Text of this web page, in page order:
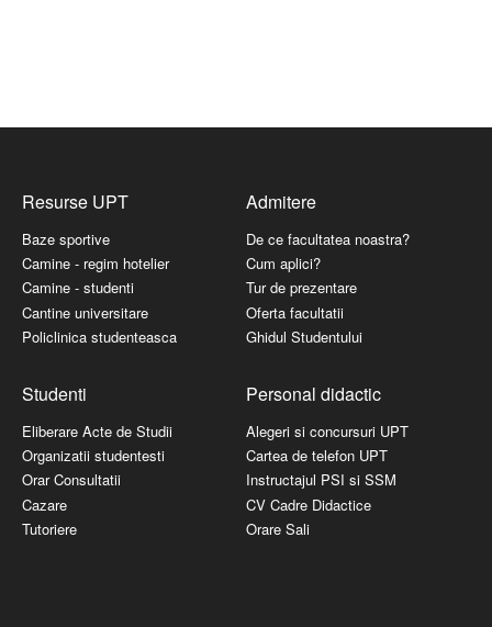
Resurse UPT
Baze sportive
Camine - regim hotelier
Camine - studenti
Cantine universitare
Policlinica studenteasca
Admitere
De ce facultatea noastra?
Cum aplici?
Tur de prezentare
Oferta facultatii
Ghidul Studentului
Studenti
Eliberare Acte de Studii
Organizatii studentesti
Orar Consultatii
Cazare
Tutoriere
Personal didactic
Alegeri si concursuri UPT
Cartea de telefon UPT
Instructajul PSI si SSM
CV Cadre Didactice
Orare Sali